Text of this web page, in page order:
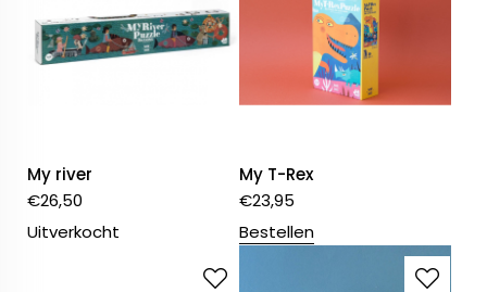
My river
€26,50
Uitverkocht
My T-Rex
€23,95
Bestellen